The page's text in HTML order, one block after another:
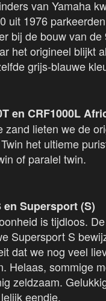
van Yamaha
uit 1976
bij de bouw van de
het origineel blijkt
grijs-blauwe
en CRF1000L
zand lieten we de
het ultieme
of paralel twin.
en Supersport (S)
is tijdloos.
Supersport S
dat we nog veel
Helaas, sommige
zeldzaam.
eendje.